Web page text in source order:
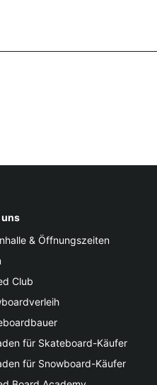
uns
& Öffnungszeiten
Club
für Skateboard-Käufer
für Snowboard-Käufer